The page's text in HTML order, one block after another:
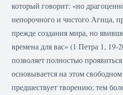
который говорит: «но
непорочного и чистого Агнца,
прежде создания мира, но
времена для вас» (1 Петра 1, 19-
позволяет полностью
основывается на этом свободном
предшествует творению; тем